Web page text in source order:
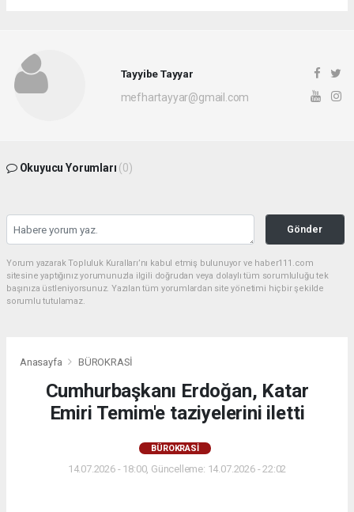
Tayyibe Tayyar
mefhartayyar@gmail.com
Okuyucu Yorumları (0)
Gönder
Yorum yazarak Topluluk Kuralları’nı kabul etmiş bulunuyor ve haber111.com
sitesine yaptığınız yorumunuzla ilgili doğrudan veya dolaylı tüm sorumluluğu tek
başınıza üstleniyorsunuz. Yazılan tüm yorumlardan site yönetimi hiçbir şekilde
sorumlu tutulamaz.
Anasayfa BÜROKRASİ
Cumhurbaşkanı Erdoğan, Katar
Emiri Temim'e taziyelerini iletti
BÜROKRASİ
14.07.2026 - 18:00, Güncelleme: 14.07.2026 - 22:02